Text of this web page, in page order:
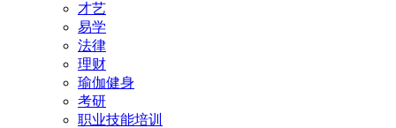
才艺
易学
法律
理财
瑜伽健身
考研
职业技能培训